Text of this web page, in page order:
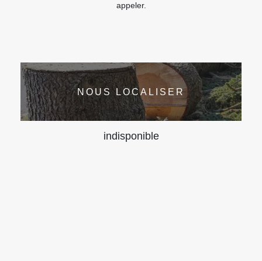
appeler.
NOUS LOCALISER
indisponible